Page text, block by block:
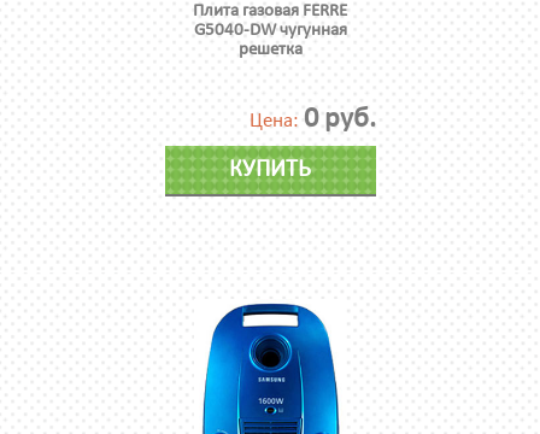
Плита газовая FERRE
G5040-DW чугунная
решетка
Цена: 0 руб.
КУПИТЬ